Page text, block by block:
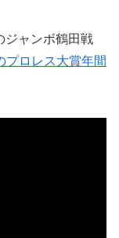
ジャンボ鶴田戦
プロレス大賞年間